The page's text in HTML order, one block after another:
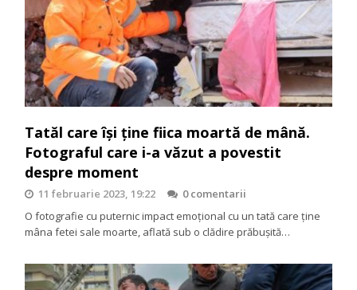
Tatăl care își ține fiica moartă de mână.
Fotograful care i-a văzut a povestit
despre moment
11 februarie 2023, 19:22
0 comentarii
O fotografie cu puternic impact emoțional cu un tată care ține
mâna fetei sale moarte, aflată sub o clădire prăbușită…